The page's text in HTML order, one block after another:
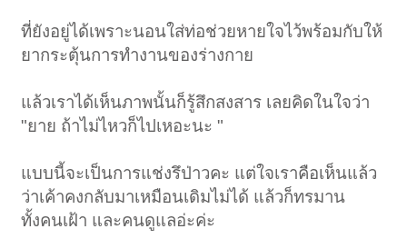
ที่ยังอยู่ได้เพราะนอนใส่ท่อช่วยหายใจไว้พร้อมกับให้
ยากระตุ้นการทำงานของร่างกาย
แล้วเราได้เห็นภาพนั้นก็รู้สึกสงสาร เลยคิดในใจว่า
"ยาย ถ้าไม่ไหวก็ไปเหอะนะ "
แบบนี้จะเป็นการแช่งรึป่าวคะ แต่ใจเราคือเห็นแล้ว
ว่าเค้าคงกลับมาเหมือนเดิมไม่ได้ แล้วก็ทรมาน
ทั้งคนเฝ้า และคนดูแลอ่ะค่ะ